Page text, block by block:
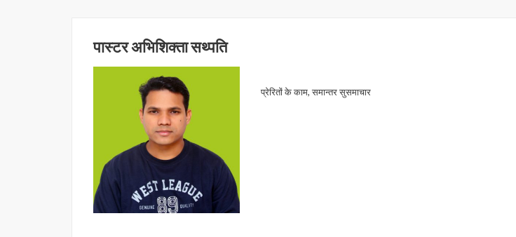
पास्टर अभिशिक्ता सथ्पति
प्रेरितों के काम, समान्तर सुसमाचार